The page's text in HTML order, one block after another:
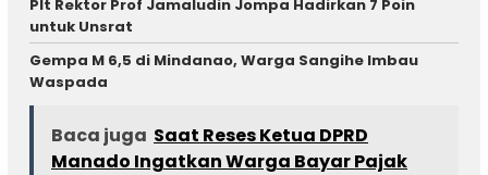
Plt Rektor Prof Jamaludin Jompa Hadirkan 7 Poin
untuk Unsrat
Gempa M 6,5 di Mindanao, Warga Sangihe Imbau
Waspada
Baca juga Saat Reses Ketua DPRD
Manado Ingatkan Warga Bayar Pajak